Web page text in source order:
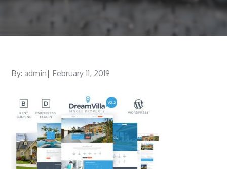
By:admin
Posted
February 11, 2019